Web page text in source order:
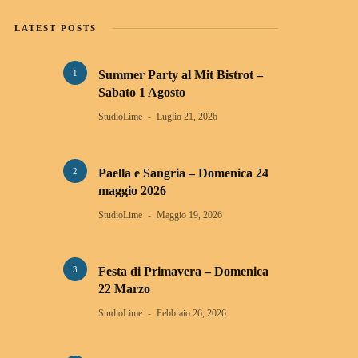
LATEST POSTS
1
Summer Party al Mit Bistrot –
Sabato 1 Agosto
StudioLime Luglio 21, 2026
2
Paella e Sangria – Domenica 24
maggio 2026
StudioLime Maggio 19, 2026
3
Festa di Primavera – Domenica
22 Marzo
StudioLime Febbraio 26, 2026